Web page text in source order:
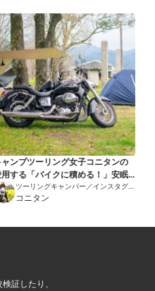
ャンプツーリング女子コニタンの
する「バイクに積める！」安眠
ッズ10選
ツーリングキャンパー／インスタグラ
マー
コニタン
証したり、